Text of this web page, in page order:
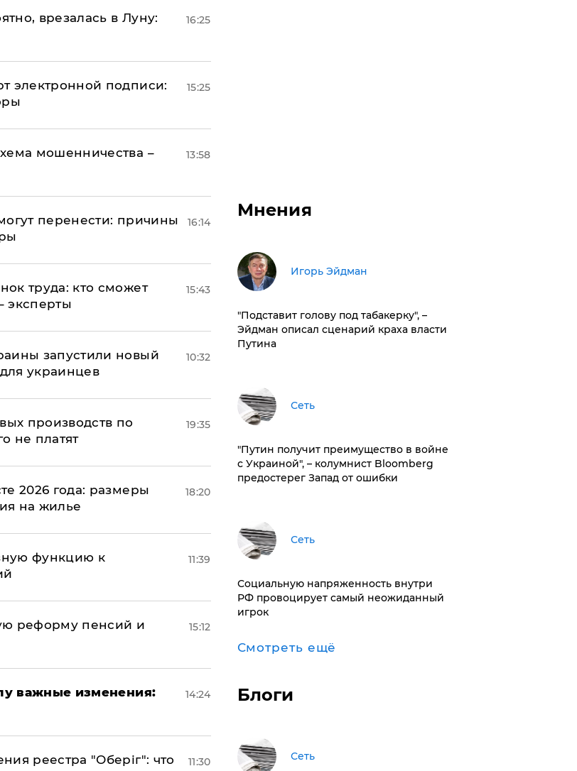
врезалась в Луну:
16:25
электронной подписи:
15:25
мошенничества –
13:58
перенести: причины
16:14
труда: кто сможет
эксперты
15:43
запустили новый
украинцев
10:32
производств по
не платят
19:35
2026 года: размеры
на жилье
18:20
функцию к
11:39
реформу пенсий и
15:12
важные изменения:
14:24
реестра "Оберіг": что
11:30
Мнения
Игорь Эйдман
​"Подставит голову под табакерку", –
Эйдман описал сценарий краха власти
Путина
Сеть
"Путин получит преимущество в войне
с Украиной", – колумнист Bloomberg
предостерег Запад от ошибки
Сеть
Социальную напряженность внутри
РФ провоцирует самый неожиданный
игрок
Смотреть ещё
Блоги
Сеть